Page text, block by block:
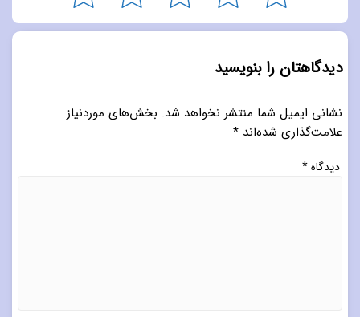
دیدگاهتان را بنویسید
نشانی ایمیل شما منتشر نخواهد شد. بخش‌های موردنیاز
علامت‌گذاری شده‌اند *
دیدگاه*